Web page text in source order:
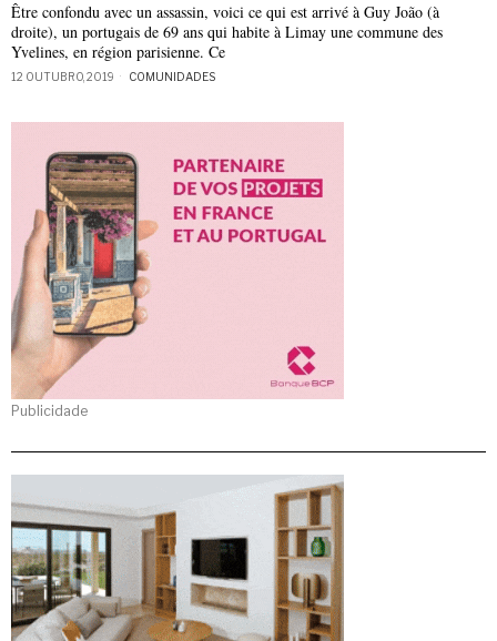
Être confondu avec un assassin, voici ce qui est arrivé à Guy João (à
droite), un portugais de 69 ans qui habite à Limay une commune des
Yvelines, en région parisienne. Ce
12 OUTUBRO, 2019 COMUNIDADES
Publicidade